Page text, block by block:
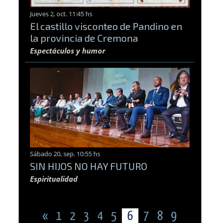
Jueves 2, oct. 11:45 hs
El castillo visconteo de Pandino en
la provincia de Cremona
Espectáculos y humor
Sábado 20, sep. 10:55 hs
SIN HIJOS NO HAY FUTURO
Espiritualidad
« 1 2 3 4 5 6 7 8 9